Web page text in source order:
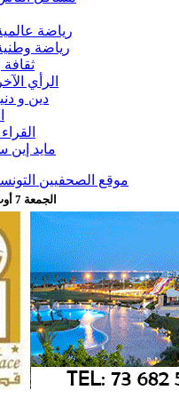
رياضة
رياضة
ثقافة
الرأي الآخر
دين و
مايد
موقع الصحفيين
الجمعة 7 أوت 2026 3:42:04